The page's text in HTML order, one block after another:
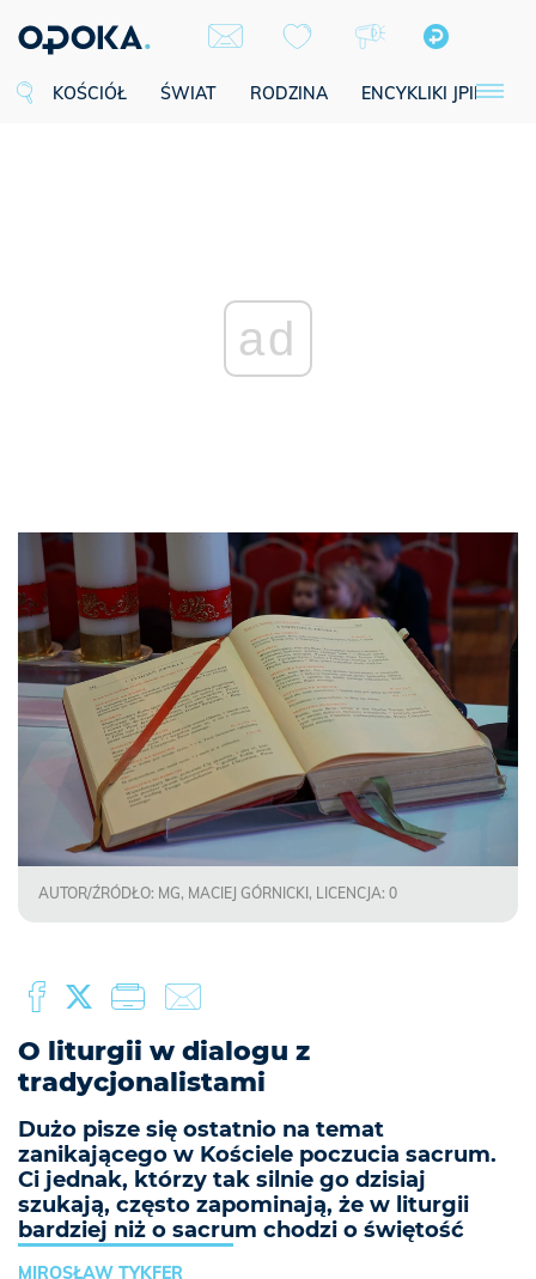
KOŚCIÓŁ ŚWIAT RODZINA ENCYKLIKI JPII
ad
AUTOR/ŹRÓDŁO: MG, MACIEJ GÓRNICKI, LICENCJA: 0
O liturgii w dialogu z
tradycjonalistami
Dużo pisze się ostatnio na temat
zanikającego w Kościele poczucia sacrum.
Ci jednak, którzy tak silnie go dzisiaj
szukają, często zapominają, że w liturgii
bardziej niż o sacrum chodzi o świętość
MIROSŁAW TYKFER